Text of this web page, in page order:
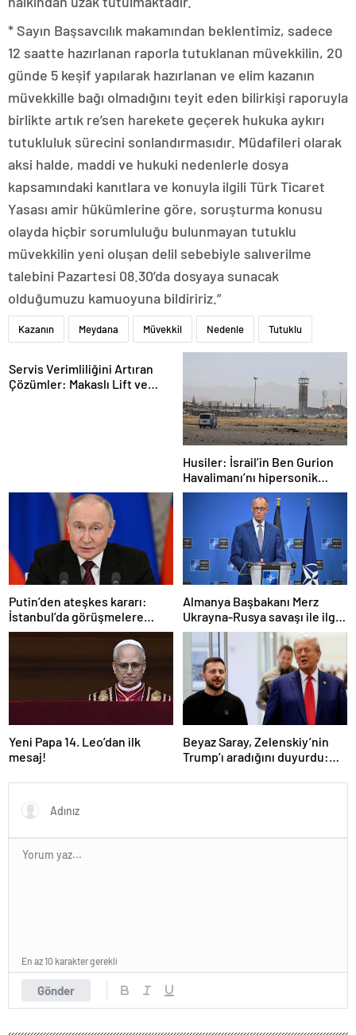
* Sayın Başsavcılık makamından beklentimiz, sadece
12 saatte hazırlanan raporla tutuklanan müvekkilin, 20
günde 5 keşif yapılarak hazırlanan ve elim kazanın
müvekkille bağı olmadığını teyit eden bilirkişi raporuyla
birlikte artık re’sen harekete geçerek hukuka aykırı
tutukluluk sürecini sonlandırmasıdır. Müdafileri olarak
aksi halde, maddi ve hukuki nedenlerle dosya
kapsamındaki kanıtlara ve konuyla ilgili Türk Ticaret
Yasası amir hükümlerine göre, soruşturma konusu
olayda hiçbir sorumluluğu bulunmayan tutuklu
müvekkilin yeni oluşan delil sebebiyle salıverilme
talebini Pazartesi 08.30’da dosyaya sunacak
olduğumuzu kamuoyuna bildiririz.”
Kazanın Meydana Müvekkil Nedenle Tutuklu
Servis Verimliliğini Artıran
Çözümler: Makaslı Lift ve
Husiler: İsrail’in Ben Gurion
Havalimanı’nı hipersonik
füzeyle hedef aldık
Putin’den ateşkes kararı:
İstanbul’da görüşmelere
başlamayı öneriyoruz
Almanya Başbakanı Merz
Ukrayna-Rusya savaşı ile ilgili
konuştu: “Top Moskova’nın
sahasında”
Yeni Papa 14. Leo’dan ilk
mesaj!
Beyaz Saray, Zelenskiy’nin
Trump’ı aradığını duyurdu:
oldu”
Gönder
En az 10 karakter gerekli